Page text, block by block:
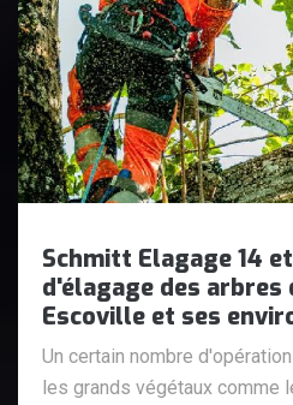
Schmitt Elagage 14
d'élagage des arbres
Escoville et ses
Un certain nombre
les grands végétaux comme